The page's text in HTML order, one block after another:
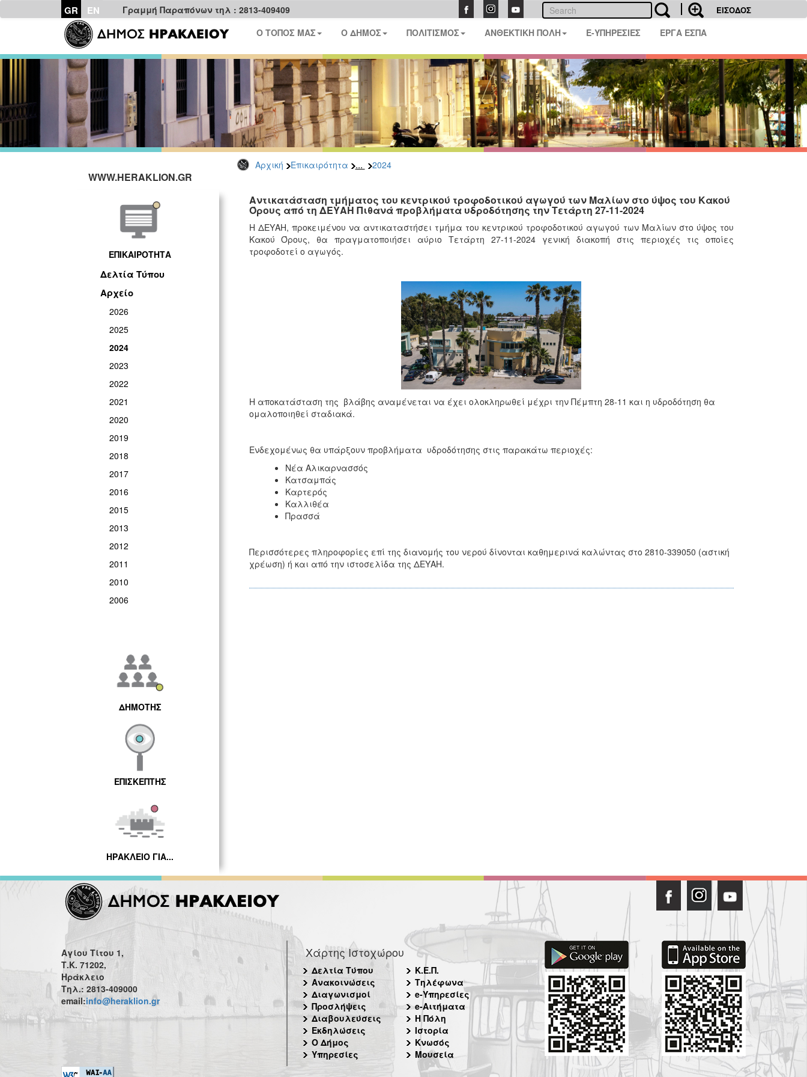
GR EN Γραμμή Παραπόνων τηλ : 2813-409409 ΕΙΣΟΔΟΣ
Ο ΤΟΠΟΣ ΜΑΣ Ο ΔΗΜΟΣ ΠΟΛΙΤΙΣΜΟΣ ΑΝΘΕΚΤΙΚΗ ΠΟΛΗ E-ΥΠΗΡΕΣΙΕΣ ΕΡΓΑ ΕΣΠΑ
Αρχική Επικαιρότητα ... 2024
WWW.HERAKLION.GR
ΕΠΙΚΑΙΡΟΤΗΤΑ
Δελτία Τύπου
Αρχείο
2026
2025
2024
2023
2022
2021
2020
2019
2018
2017
2016
2015
2013
2012
2011
2010
2006
ΔΗΜΟΤΗΣ
ΕΠΙΣΚΕΠΤΗΣ
ΗΡΑΚΛΕΙΟ ΓΙΑ...
Αντικατάσταση τμήματος του κεντρικού τροφοδοτικού αγωγού των Μαλίων στο ύψος του Κακού
Όρους από τη ΔΕΥΑΗ Πιθανά προβλήματα υδροδότησης την Τετάρτη 27-11-2024
Η ΔΕΥΑΗ, προκειμένου να αντικαταστήσει τμήμα του κεντρικού τροφοδοτικού αγωγού των Μαλίων στο ύψος του
Κακού Όρους, θα πραγματοποιήσει αύριο Τετάρτη 27-11-2024 γενική διακοπή στις περιοχές τις οποίες
τροφοδοτεί ο αγωγός.
Η αποκατάσταση της βλάβης αναμένεται να έχει ολοκληρωθεί μέχρι την Πέμπτη 28-11 και η υδροδότηση θα
ομαλοποιηθεί σταδιακά.
Ενδεχομένως θα υπάρξουν προβλήματα υδροδότησης στις παρακάτω περιοχές:
Νέα Αλικαρνασσός
Κατσαμπάς
Καρτερός
Καλλιθέα
Πρασσά
Περισσότερες πληροφορίες επί της διανομής του νερού δίνονται καθημερινά καλώντας στο 2810-339050 (αστική
χρέωση) ή και από την ιστοσελίδα της ΔΕΥΑΗ.
Αγίου Τίτου 1,
Τ.Κ. 71202,
Ηράκλειο
Τηλ.: 2813-409000
email:info@heraklion.gr
Χάρτης Ιστοχώρου
Δελτία Τύπου
Ανακοινώσεις
Διαγωνισμοί
Προσλήψεις
Διαβουλεύσεις
Εκδηλώσεις
Ο Δήμος
Υπηρεσίες
Κ.Ε.Π.
Τηλέφωνα
e-Υπηρεσίες
e-Αιτήματα
Η Πόλη
Ιστορία
Κνωσός
Μουσεία